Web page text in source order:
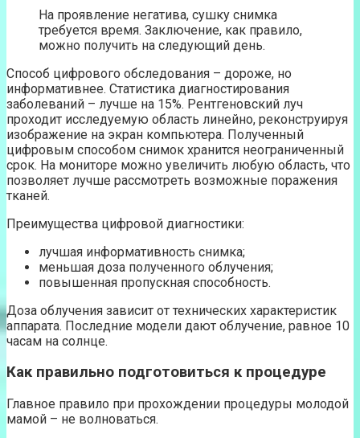
На проявление негатива, сушку снимка
требуется время. Заключение, как правило,
можно получить на следующий день.
Способ цифрового обследования – дороже, но
информативнее. Статистика диагностирования
заболеваний – лучше на 15%. Рентгеновский луч
проходит исследуемую область линейно, реконструируя
изображение на экран компьютера. Полученный
цифровым способом снимок хранится неограниченный
срок. На мониторе можно увеличить любую область, что
позволяет лучше рассмотреть возможные поражения
тканей.
Преимущества цифровой диагностики:
лучшая информативность снимка;
меньшая доза полученного облучения;
повышенная пропускная способность.
Доза облучения зависит от технических характеристик
аппарата. Последние модели дают облучение, равное 10
часам на солнце.
Как правильно подготовиться к процедуре
Главное правило при прохождении процедуры молодой
мамой – не волноваться.